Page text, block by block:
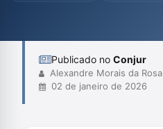
Publicado no Conjur
Alexandre Morais da Rosa
02 de janeiro de 2026